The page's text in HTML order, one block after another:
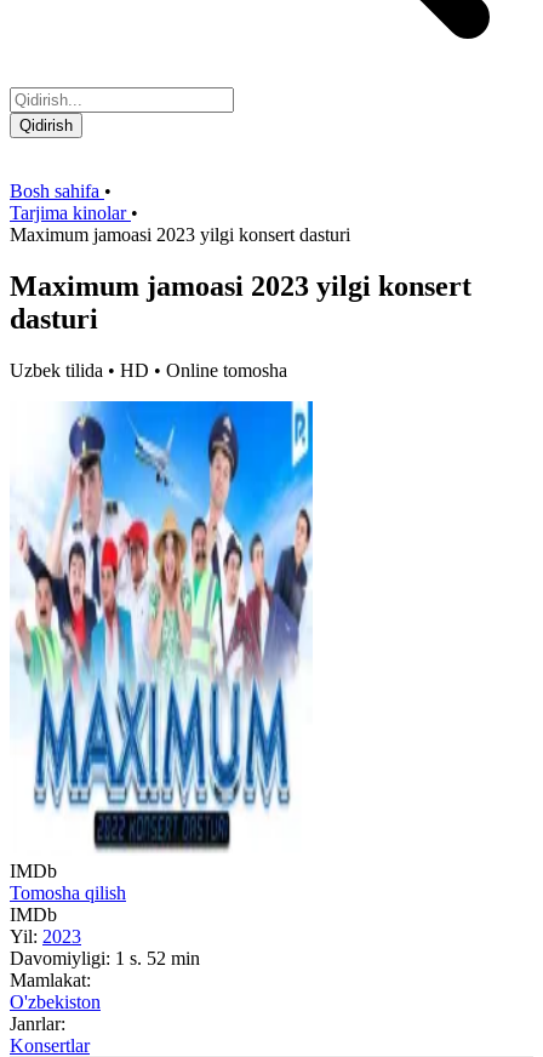
Qidirish
Bosh sahifa •
Tarjima kinolar •
Maximum jamoasi 2023 yilgi konsert dasturi
Maximum jamoasi 2023 yilgi konsert
dasturi
Uzbek tilida • HD • Online tomosha
IMDb
Tomosha qilish
IMDb
Yil: 2023
Davomiyligi: 1 s. 52 min
Mamlakat:
O'zbekiston
Janrlar:
Konsertlar